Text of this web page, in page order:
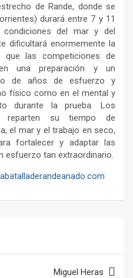
de Rande, donde se
durará entre 7 y 11
condiciones del mar y del
dificultará enormemente la
que las competiciones de
una preparación y un
de años de esfuerzo y
físico como en el mental y
durante la prueba. Los
reparten su tiempo de
el mar y el trabajo en seco,
fortalecer y adaptar las
esfuerzo tan extraordinario.
Miguel Heras